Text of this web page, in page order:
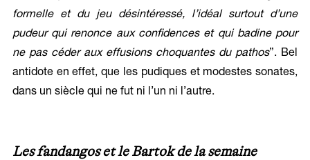
formelle et du jeu désintéressé, l’idéal surtout d’une
pudeur qui renonce aux confidences et qui badine pour
ne pas céder aux effusions choquantes du pathos”. Bel
antidote en effet, que les pudiques et modestes sonates,
dans un siècle qui ne fut ni l’un ni l’autre.
Les fandangos et le Bartok de la semaine